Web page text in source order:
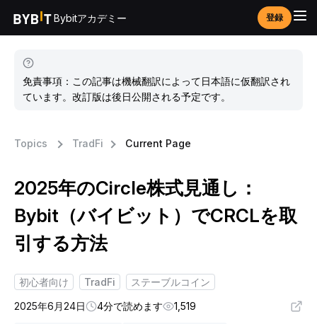
Bybitアカデミー 登録
免責事項：この記事は機械翻訳によって日本語に仮翻訳され
ています。改訂版は後日公開される予定です。
Topics TradFi Current Page
2025年のCircle株式見通し：
Bybit（バイビット）でCRCLを取
引する方法
初心者向け TradFi
ステーブルコイン
2025年6月24日
4分で読めます 1,519